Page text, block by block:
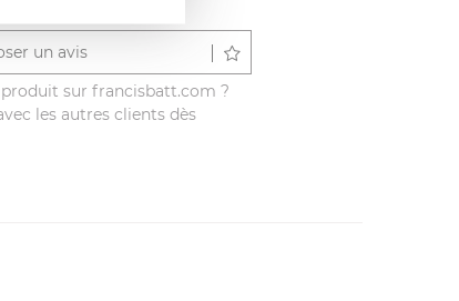
un avis
produit sur francisbatt.com ?
les autres clients dès